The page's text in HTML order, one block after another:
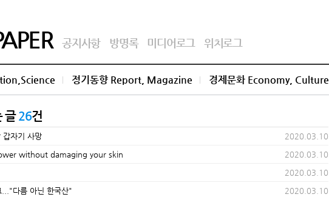
공지사항 방명록 미디어로그 위치로그
정기동향 Report, Magazine 경제문화 Economy, Culture
글26건
갑자기 사망
2020.03.10
without damaging your skin
2020.03.10
2020.03.10
다름 아닌 한국산"
2020.03.10